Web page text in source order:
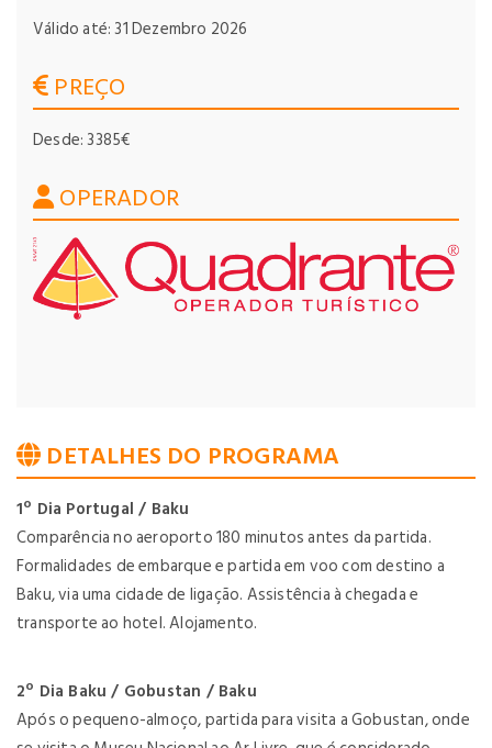
Válido até: 31 Dezembro 2026
PREÇO
Desde: 3385€
OPERADOR
DETALHES DO PROGRAMA
1º Dia Portugal / Baku
Comparência no aeroporto 180 minutos antes da partida.
Formalidades de embarque e partida em voo com destino a
Baku, via uma cidade de ligação. Assistência à chegada e
transporte ao hotel. Alojamento.
2º Dia Baku / Gobustan / Baku
Após o pequeno-almoço, partida para visita a Gobustan, onde